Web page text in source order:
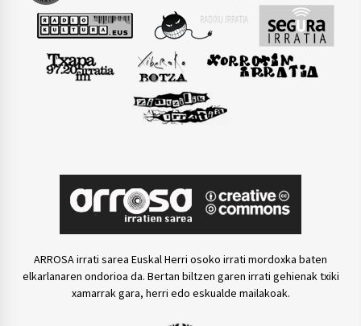
ARROSA irrati sarea Euskal Herri osoko irrati mordoxka baten
elkarlanaren ondorioa da. Bertan biltzen garen irrati gehienak txiki
xamarrak gara, herri edo eskualde mailakoak.